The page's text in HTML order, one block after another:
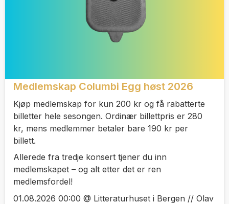
Medlemskap Columbi Egg høst 2026
Kjøp medlemskap for kun 200 kr og få rabatterte
billetter hele sesongen. Ordinær billettpris er 280
kr, mens medlemmer betaler bare 190 kr per
billett.
Allerede fra tredje konsert tjener du inn
medlemskapet – og alt etter det er ren
medlemsfordel!
01.08.2026 00:00 @ Litteraturhuset i Bergen // Olav